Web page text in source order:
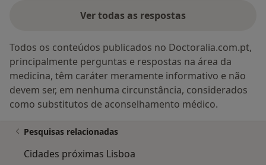
Ver todas as respostas
Todos os conteúdos publicados no Doctoralia.com.pt,
principalmente perguntas e respostas na área da
medicina, têm caráter meramente informativo e não
devem ser, em nenhuma circunstância, considerados
como substitutos de aconselhamento médico.
Pesquisas relacionadas
Cidades próximas Lisboa